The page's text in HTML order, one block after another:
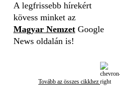
A legfrissebb hírekért
kövess minket az
Magyar Nemzet Google
News oldalán is!
Tovább az összes cikkhez